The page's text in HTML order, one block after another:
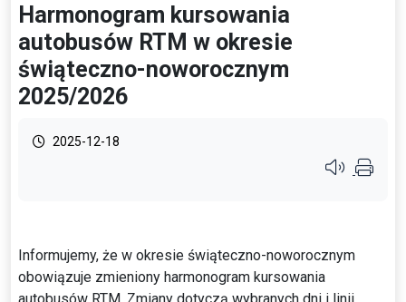
Harmonogram kursowania
autobusów RTM w okresie
świąteczno-noworocznym
2025/2026
2025-12-18
Przycisk
Informujemy, że w okresie świąteczno-noworocznym
obowiązuje zmieniony harmonogram kursowania